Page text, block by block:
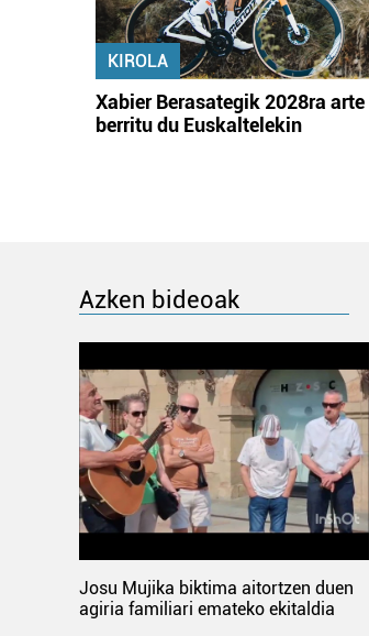
KIROLA
Xabier Berasategik 2028ra arte
berritu du Euskaltelekin
Azken bideoak
Josu Mujika biktima aitortzen duen
agiria familiari emateko ekitaldia